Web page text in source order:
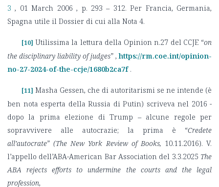
3, 01 March 2006 , p. 293 – 312. Per Francia, Germania,
Spagna utile il Dossier di cui alla Nota 4.
[10] Utilissima la lettura della Opinion n.27 del CCJE “on
the disciplinary liability of judges” ,https://rm.coe.int/opinion-
no-27-2024-of-the-ccje/1680b2ca7f.
[11] Masha Gessen, che di autoritarismi se ne intende (è
ben nota esperta della Russia di Putin) scriveva nel 2016 -
dopo la prima elezione di Trump – alcune regole per
sopravvivere alle autocrazie; la prima è “Credete
all’autocrate”(The New York Review of Books, 10.11.2016). V.
l’appello dell’ABA-American Bar Association del 3.3.2025 The
ABA rejects efforts to undermine the courts and the legal
profession,